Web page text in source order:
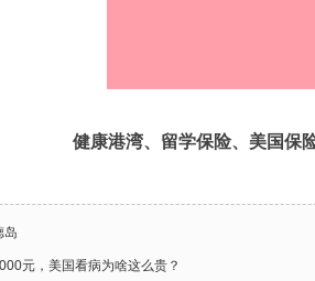
健康港湾、留学保险、美国保
岛
元，美国看病为啥这么贵？